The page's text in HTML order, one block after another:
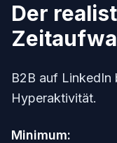
Der
B2B auf LinkedIn
Hyperaktivität.
Minimum: